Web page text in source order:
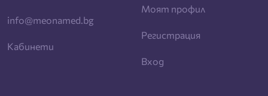
info@meonamed.bg
Кабинети
Моят профил
Регистрация
Вход